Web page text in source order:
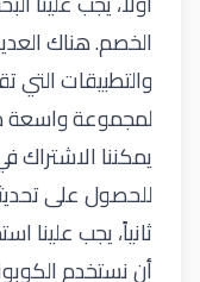
الخصم. هناك
والتطبيقات
لمجموعة واسعة
يمكننا الاشتراك
للحصول على
ثانياً، يجب علينا
أن نستخدم